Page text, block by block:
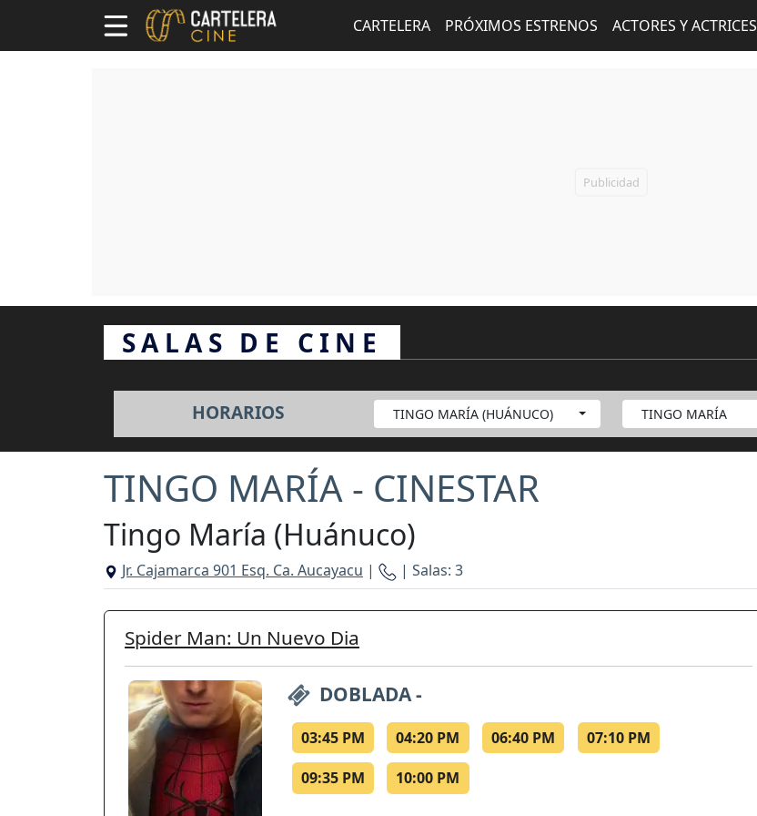
CARTELERA PRÓXIMOS ESTRENOS ACTORES Y ACTRICES
SALAS DE CINE
HORARIOS TINGO MARÍA (HUÁNUCO) TINGO MARÍA
TINGO MARÍA - CINESTAR
Tingo María (Huánuco)
Jr. Cajamarca 901 Esq. Ca. Aucayacu | | Salas: 3
Spider Man: Un Nuevo Dia
DOBLADA -
03:45 PM 04:20 PM 06:40 PM 07:10 PM
09:35 PM 10:00 PM